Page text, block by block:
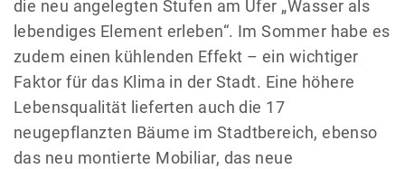
die neu angelegten Stufen am Ufer „Wasser als
lebendiges Element erleben“. Im Sommer habe es
zudem einen kühlenden Effekt – ein wichtiger
Faktor für das Klima in der Stadt. Eine höhere
Lebensqualität lieferten auch die 17
neugepflanzten Bäume im Stadtbereich, ebenso
das neu montierte Mobiliar, das neue